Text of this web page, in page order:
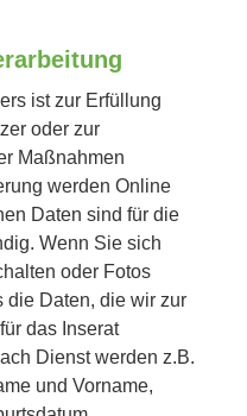
ist zur Erfüllung
oder zur
Maßnahmen
werden Online
Daten sind für die
Wenn Sie sich
oder Fotos
die Daten, die wir zur
das Inserat
Dienst werden z.B.
und Vorname,